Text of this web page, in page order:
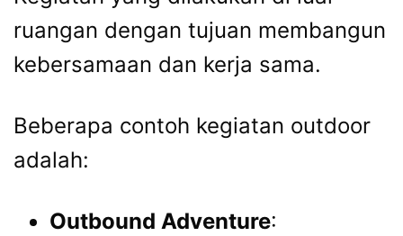
ruangan dengan tujuan membangun
kebersamaan dan kerja sama.
Beberapa contoh kegiatan outdoor
adalah:
Outbound Adventure: